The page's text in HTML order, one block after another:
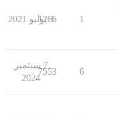
1
1266
3 يوليو 2021
6
7553
7 سبتمبر
2024